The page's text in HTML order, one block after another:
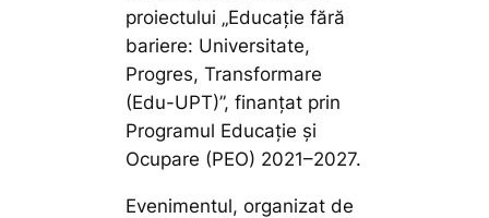
proiectului „Educație fără
bariere: Universitate,
Progres, Transformare
(Edu-UPT)”, finanțat prin
Programul Educație și
Ocupare (PEO) 2021–2027.
Evenimentul, organizat de